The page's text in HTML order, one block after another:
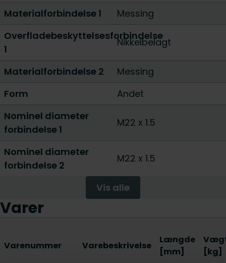
Materialforbindelse 1
Messing
Overfladebeskyttelsesforbindelse
1
Nikkelbelagt
Materialforbindelse 2
Messing
Form
Andet
Nominel diameter
forbindelse 1
M22 x 1.5
Nominel diameter
forbindelse 2
M22 x 1.5
Vis alle
Varer
Varenummer Varebeskrivelse
Længde
[mm]
[kg]